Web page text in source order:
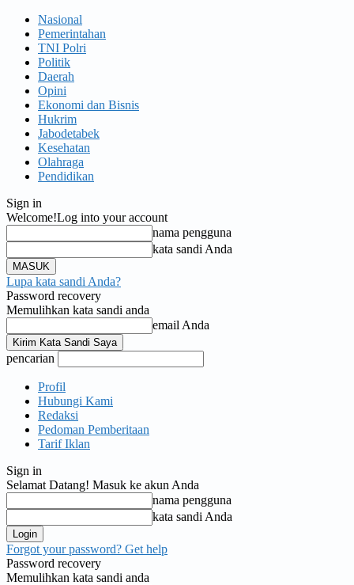
Nasional
Pemerintahan
TNI Polri
Politik
Daerah
Opini
Ekonomi dan Bisnis
Hukrim
Jabodetabek
Kesehatan
Olahraga
Pendidikan
Sign in
Welcome!Log into your account
nama pengguna
kata sandi Anda
Lupa kata sandi Anda?
Password recovery
Memulihkan kata sandi anda
email Anda
pencarian
Profil
Hubungi Kami
Redaksi
Pedoman Pemberitaan
Tarif Iklan
Sign in
Selamat Datang! Masuk ke akun Anda
nama pengguna
kata sandi Anda
Forgot your password? Get help
Password recovery
Memulihkan kata sandi anda